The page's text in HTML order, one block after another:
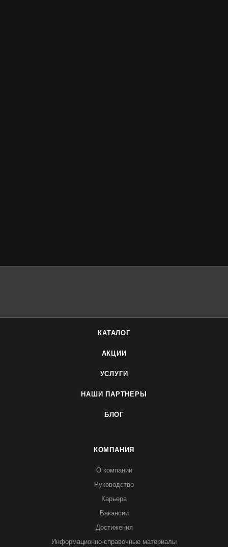
КАТАЛОГ
АКЦИИ
УСЛУГИ
НАШИ ПАРТНЕРЫ
БЛОГ
КОМПАНИЯ
О компании
Руководство
Карьера
Вакансии
Достижения
Информационно-справочные материалы